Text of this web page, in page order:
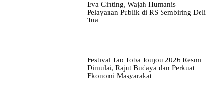
Eva Ginting, Wajah Humanis
Pelayanan Publik di RS Sembiring Deli
Tua
Festival Tao Toba Joujou 2026 Resmi
Dimulai, Rajut Budaya dan Perkuat
Ekonomi Masyarakat